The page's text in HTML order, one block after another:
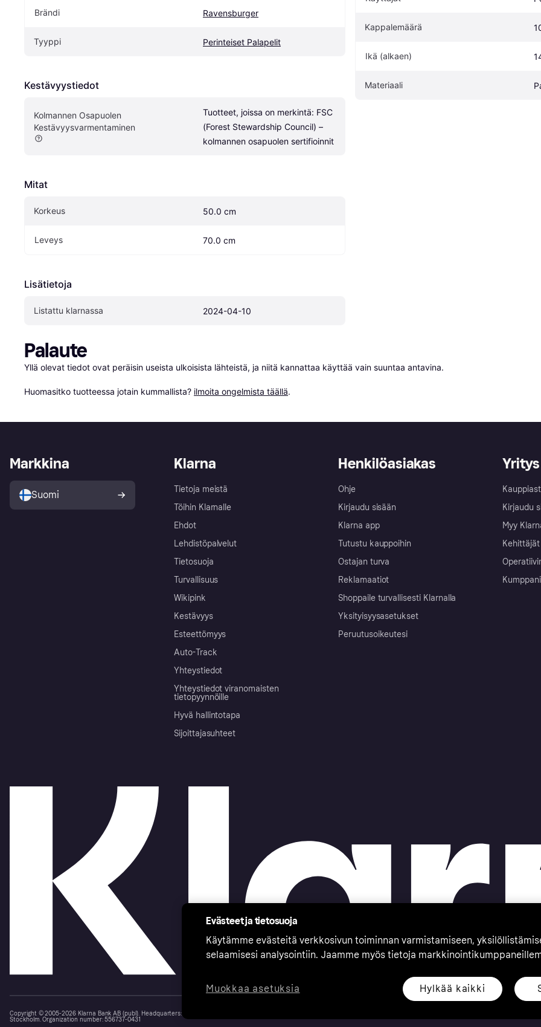
Brändi Ravensburger
Tyyppi Perinteiset Palapelit
Kestävyystiedot
Kolmannen Osapuolen
Kestävyysvarmentaminen
Tuotteet, joissa on merkintä: FSC
(Forest Stewardship Council) –
kolmannen osapuolen sertifioinnit
Mitat
Korkeus 50.0 cm
Leveys 70.0 cm
Lisätietoja
Listattu klarnassa 2024-04-10
Kappalemäärä
Ikä (alkaen)
Materiaali
Palaute
Yllä olevat tiedot ovat peräisin useista ulkoisista lähteistä, ja niitä kannattaa käyttää vain suuntaa antavina.
Huomasitko tuotteessa jotain kummallista? ilmoita ongelmista täällä.
Klarna
Tietoja meistä
Töihin Klarnalle
Ehdot
Lehdistöpalvelut
Tietosuoja
Turvallisuus
Wikipink
Kestävyys
Esteettömyys
Auto-Track
Yhteystiedot
Yhteystiedot viranomaisten
tietopyynnöille
Hyvä hallintotapa
Sijoittajasuhteet
Henkilöasiakas
Ohje
Kirjaudu sisään
Klarna app
Tutustu kauppoihin
Ostajan turva
Reklamaatiot
Shoppaile turvallisesti Klarnalla
Yksityisyysasetukset
Peruutusoikeutesi
Yritys
Kirjaudu
Myy
Kehittäjät
Markkina
Suomi
Copyright © 2005-2026 Klarna Bank AB (publ). Headquarters: Stockholm, Sweden. All rights reserved. Klarna Bank AB (publ). Sveavägen 46, 111 34
Stockholm. Organization number: 556737-0431
Evästeet ja tietosuoja
Käytämme evästeitä verkkosivun toiminnan varmistamiseen,
selaamisesi analysointiin. Jaamme myös tietoja
Hylkää kaikki
Muokkaa asetuksia